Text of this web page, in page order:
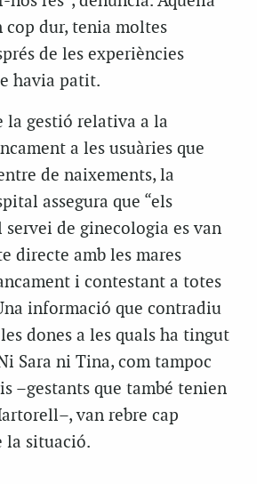
cop dur, tenia moltes
de les experiències
havia patit.
la gestió relativa a la
a les usuàries que
de naixements, la
assegura que “els
servei de ginecologia es van
directe amb les mares
i contestant a totes
informació que contradiu
dones a les quals ha tingut
Sara ni Tina, com tampoc
–gestants que també tenien
van rebre cap
la situació.